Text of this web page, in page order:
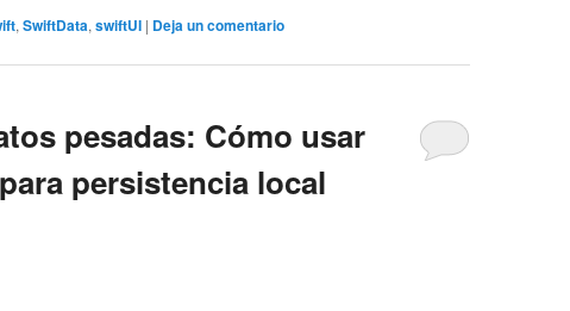
,SwiftData,swiftUI | Deja un comentario
pesadas: Cómo usar
persistencia local